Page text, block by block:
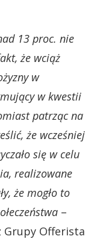
13 proc. nie
że wciąż
w
w kwestii
patrząc na
że wcześniej
się w celu
realizowane
że mogło to
–
Grupy Offerista